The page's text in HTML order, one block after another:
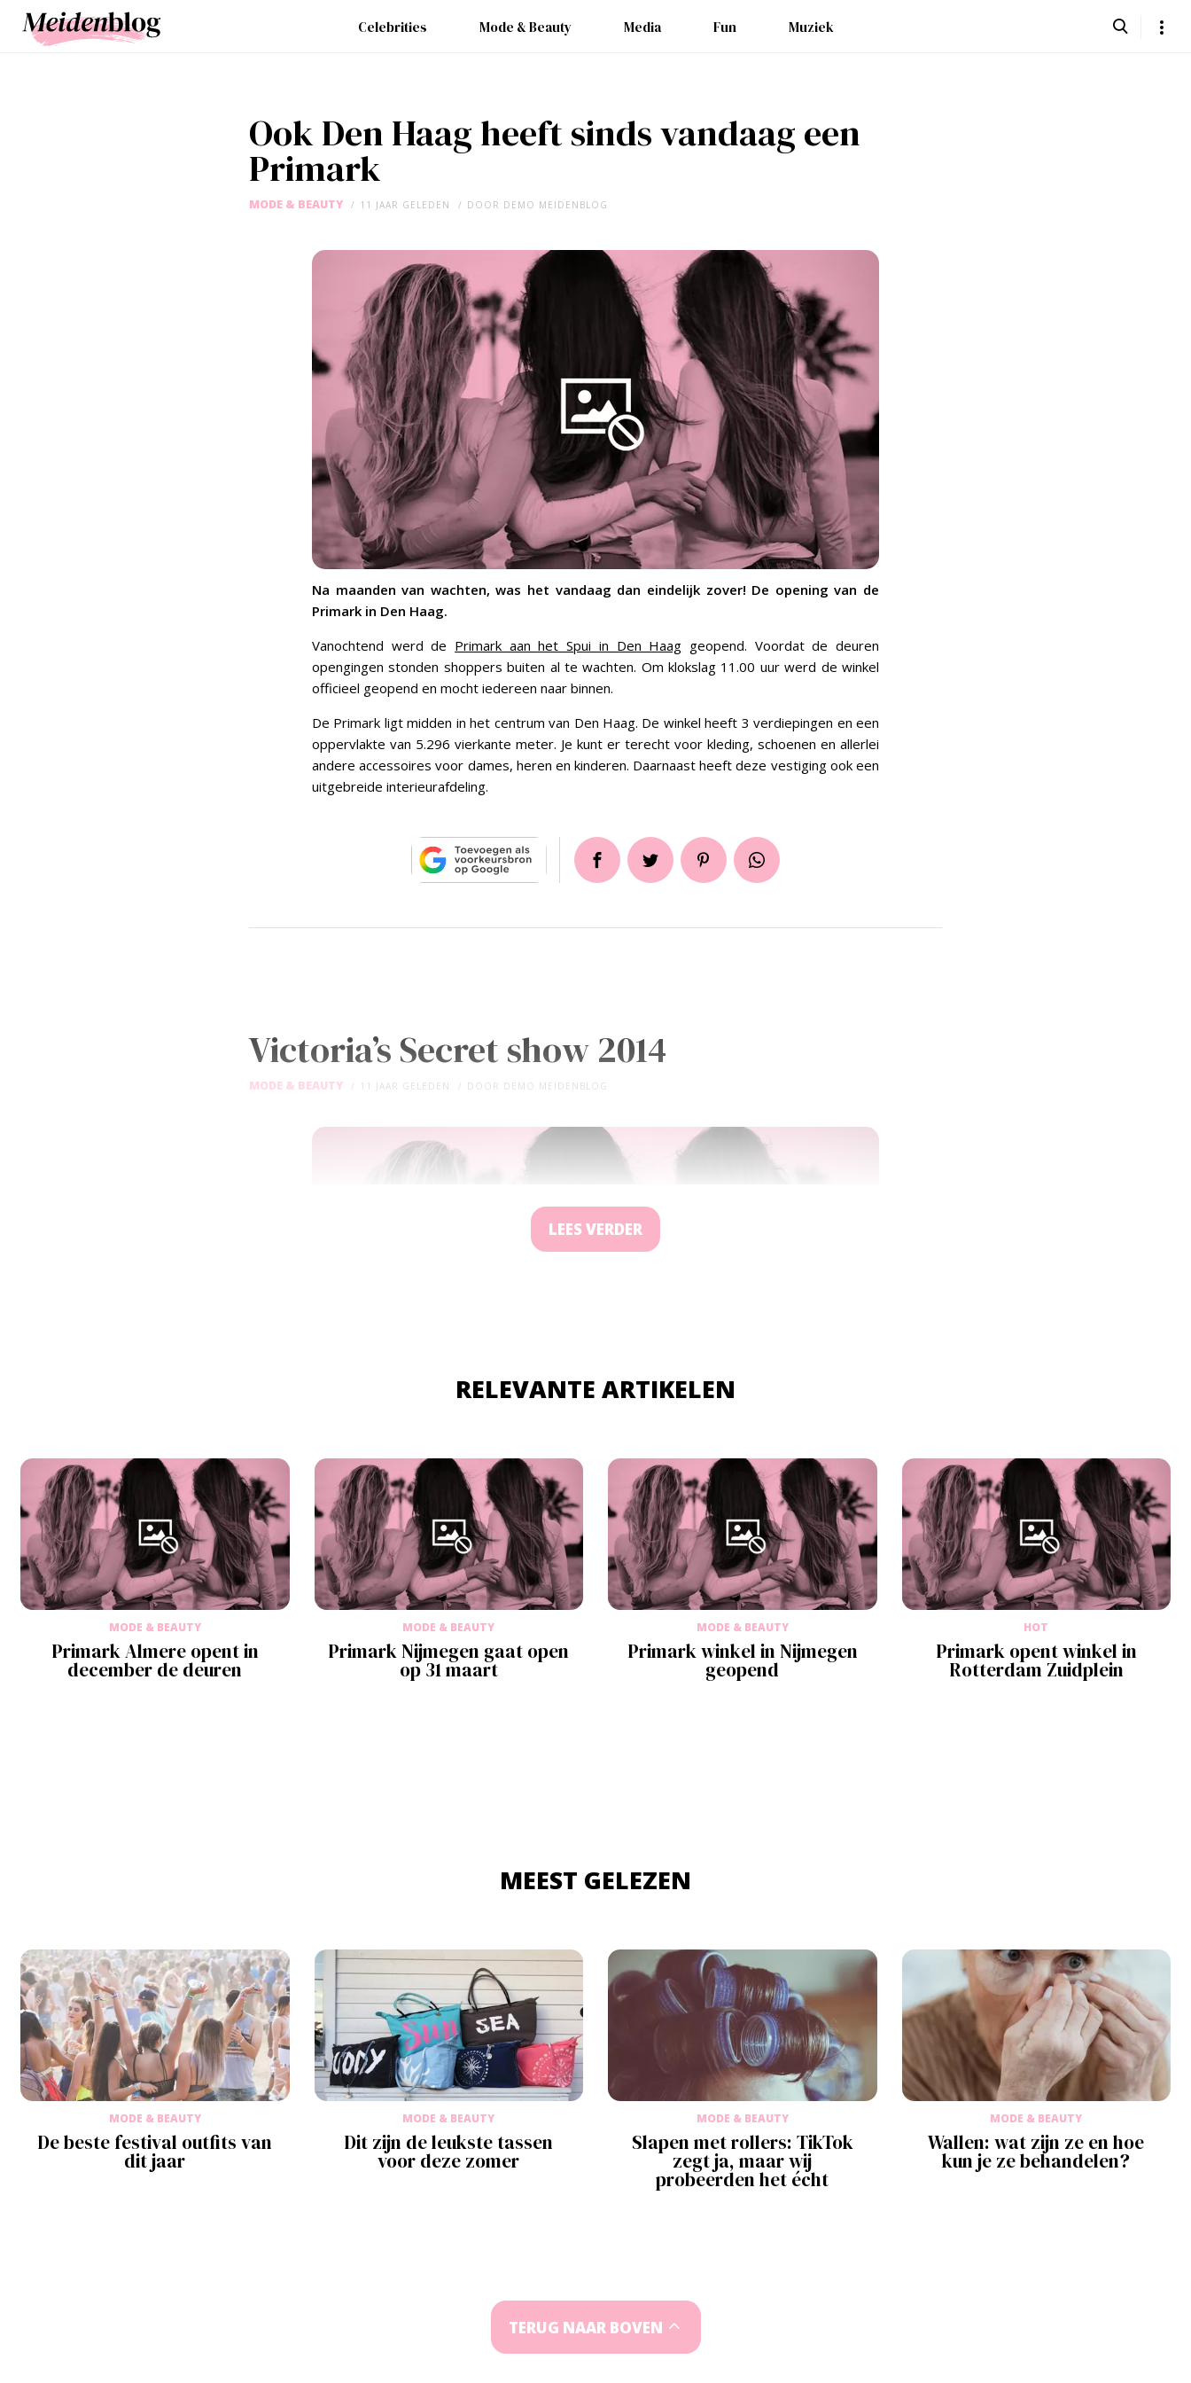
Celebrities Mode & Beauty Media Fun Muziek
Ook Den Haag heeft sinds vandaag een
Primark
MODE & BEAUTY 11 JAAR GELEDEN DOOR DEMO MEIDENBLOG
Na maanden van wachten, was het vandaag dan eindelijk zover! De opening van de
Primark in Den Haag.
Vanochtend werd de Primark aan het Spui in Den Haag geopend. Voordat de deuren
opengingen stonden shoppers buiten al te wachten. Om klokslag 11.00 uur werd de winkel
officieel geopend en mocht iedereen naar binnen.
De Primark ligt midden in het centrum van Den Haag. De winkel heeft 3 verdiepingen en een
oppervlakte van 5.296 vierkante meter. Je kunt er terecht voor kleding, schoenen en allerlei
andere accessoires voor dames, heren en kinderen. Daarnaast heeft deze vestiging ook een
uitgebreide interieurafdeling.
Victoria’s Secret show 2014
MODE & BEAUTY 11 JAAR GELEDEN DOOR DEMO MEIDENBLOG
LEES VERDER
RELEVANTE ARTIKELEN
MODE & BEAUTY
Primark Almere opent in
december de deuren
MODE & BEAUTY
Primark Nijmegen gaat open
op 31 maart
MODE & BEAUTY
Primark winkel in Nijmegen
geopend
HOT
Primark opent winkel in
Rotterdam Zuidplein
MEEST GELEZEN
MODE & BEAUTY
De beste festival outfits van
dit jaar
MODE & BEAUTY
Dit zijn de leukste tassen
voor deze zomer
MODE & BEAUTY
Slapen met rollers: TikTok
zegt ja, maar wij
probeerden het écht
MODE & BEAUTY
Wallen: wat zijn ze en hoe
kun je ze behandelen?
TERUG NAAR BOVEN